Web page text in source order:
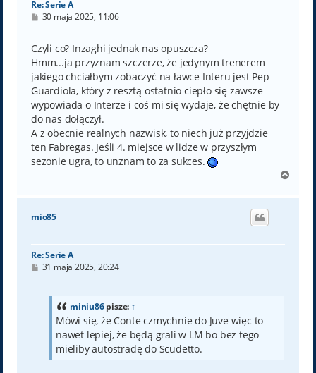
Re: Serie A
P
t
30 maja 2025, 11:06
Czyli co? Inzaghi jednak nas opuszcza?
Hmm...ja przyznam szczerze, że jedynym trenerem
jakiego chciałbym zobaczyć na ławce Interu jest Pep
Guardiola, który z resztą ostatnio ciepło się zawsze
wypowiada o Interze i coś mi się wydaje, że chętnie by
do nas dołączył.
A z obecnie realnych nazwisk, to niech już przyjdzie
ten Fabregas. Jeśli 4. miejsce w lidze w przyszłym
sezonie ugra, to unznam to za sukces.
g
mio85
Re: Serie A
P31 maja 2025, 20:24
miniu86pisze: ↑
Mówi się, że Conte czmychnie do Juve więc to
nawet lepiej, że będą grali w LM bo bez tego
mieliby autostradę do Scudetto.